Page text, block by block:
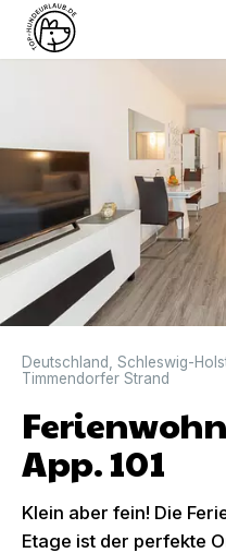
DIREKT BUCHBAR
Deutschland Schleswig-
Timmendorfer Strand
App. 101
Klein aber fein! Die
Etage ist der perfekte